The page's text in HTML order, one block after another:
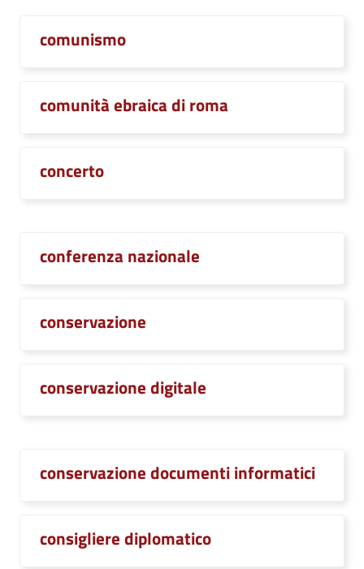
comunismo
comunità ebraica di roma
concerto
conferenza nazionale
conservazione
conservazione digitale
conservazione documenti informatici
consigliere diplomatico